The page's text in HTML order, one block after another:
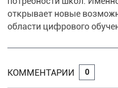
открывает новые
области цифрового
КОММЕНТАРИИ 0